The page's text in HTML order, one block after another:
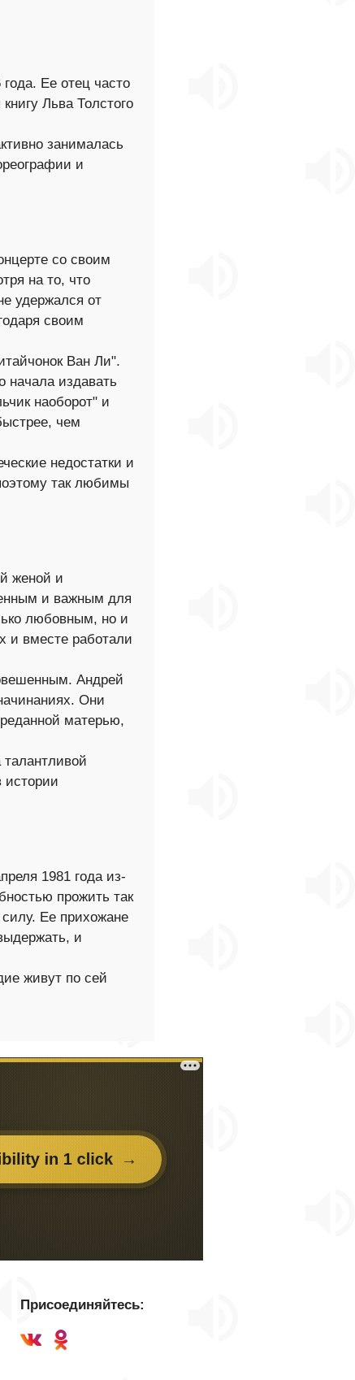
Ее отец часто
Льва Толстого
занималась
и
со своим
на то, что
удержался от
своим
Ван Ли".
начала издавать
наоборот" и
чем
недостатки и
так любимы
женой и
и важным для
любовным, но и
и вместе работали
Андрей
Они
матерью,
истории
1981 года из-
прожить так
Ее прихожане
и
живут по сей
Присоединяйтесь: